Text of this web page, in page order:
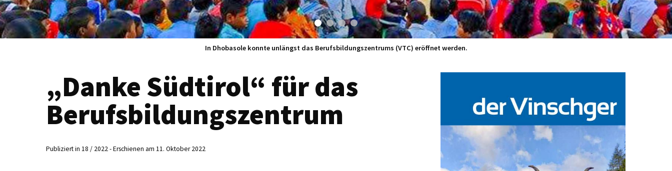
In Dhobasole konnte unlängst das Berufsbildungszentrums (VTC) eröffnet werden.
„Danke Südtirol“ für das
Berufsbildungszentrum
Publiziert in 18 / 2022 - Erschienen am 11. Oktober 2022